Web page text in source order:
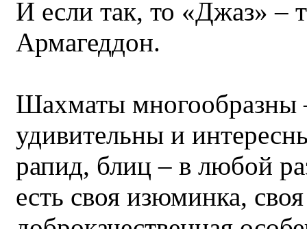
И если так, то «Джаз» –
Армагеддон.
Шахматы многообразны
удивительны и
рапид, блиц – в любой
есть своя изюминка, своя